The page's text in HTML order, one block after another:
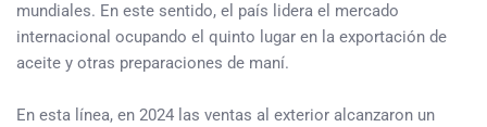
mundiales. En este sentido, el país lidera el mercado
internacional ocupando el quinto lugar en la exportación de
aceite y otras preparaciones de maní.
En esta línea, en 2024 las ventas al exterior alcanzaron un